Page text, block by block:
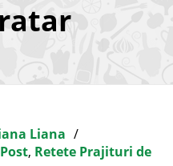
Liana
, Retete Prajituri de